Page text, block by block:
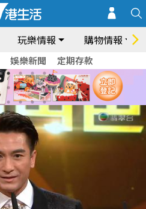
玩樂情報 購物情報
娛樂新聞 定期存款